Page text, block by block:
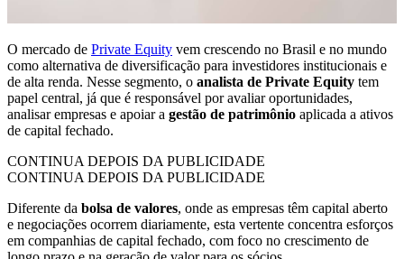
O mercado de Private Equity vem crescendo no Brasil e no mundo
como alternativa de diversificação para investidores institucionais e
de alta renda. Nesse segmento, o analista de Private Equity tem
papel central, já que é responsável por avaliar oportunidades,
analisar empresas e apoiar a gestão de patrimônio aplicada a ativos
de capital fechado.
CONTINUA DEPOIS DA PUBLICIDADE
CONTINUA DEPOIS DA PUBLICIDADE
Diferente da bolsa de valores, onde as empresas têm capital aberto
e negociações ocorrem diariamente, esta vertente concentra esforços
em companhias de capital fechado, com foco no crescimento de